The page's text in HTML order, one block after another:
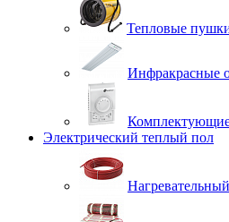
Тепловые
Инфракрасные
Электрический теплый пол